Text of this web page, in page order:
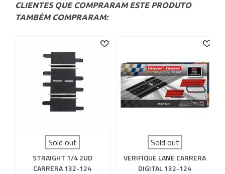
CLIENTES QUE COMPRARAM ESTE PRODUTO
TAMBÉM COMPRARAM:
Sold out
STRAIGHT 1/4 2UD
CARRERA 132-124
Sold out
VERIFIQUE LANE CARRERA
DIGITAL 132-124